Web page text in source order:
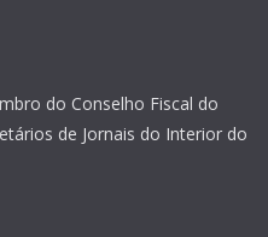
do Conselho Fiscal do
de Jornais do Interior do